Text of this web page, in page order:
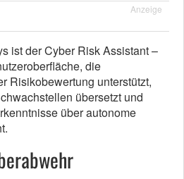
Anzeige
ist der Cyber Risk Assistant –
die
Risikobewertung unterstützt,
übersetzt und
über autonome